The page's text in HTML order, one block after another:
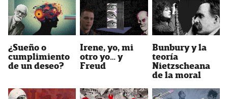
¿Sueño o
cumplimiento
de un deseo?
Irene, yo, mi
otro yo… y
Freud
Bunbury y la
teoría
Nietzscheana
de la moral